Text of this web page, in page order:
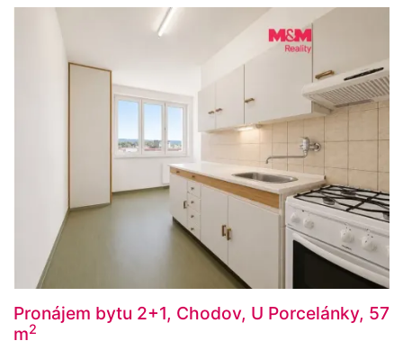
Pronájem bytu 2+1, Chodov, U Porcelánky, 57
m2